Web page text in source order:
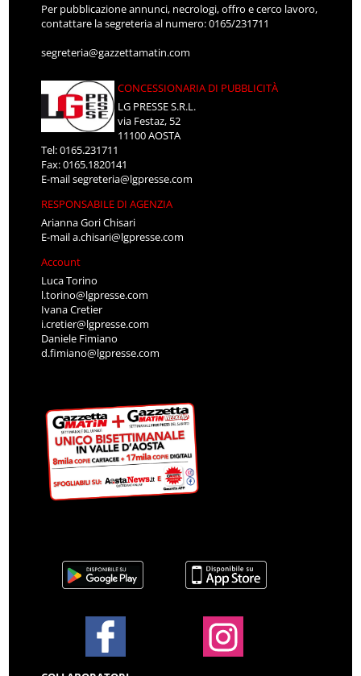
Per pubblicazione annunci, necrologi, offro e cerco lavoro,
contattare la segreteria al numero: 0165/231711
segreteria@gazzettamatin.com
CONCESSIONARIA DI PUBBLICITÀ
LG PRESSE S.R.L.
via Festaz, 52
11100 AOSTA
Tel: 0165.231711
Fax: 0165.1820141
E-mailsegreteria@lgpresse.com
RESPONSABILE DI AGENZIA
Arianna Gori Chisari
E-maila.chisari@lgpresse.com
Account
Luca Torino
l.torino@lgpresse.com
Ivana Cretier
i.cretier@lgpresse.com
Daniele Fimiano
d.fimiano@lgpresse.com